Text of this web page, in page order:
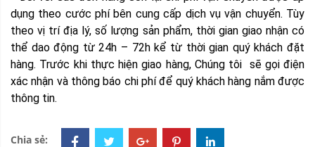
dụng theo cước phí bên cung cấp dịch vụ vận chuyển. Tùy
theo vị trí địa lý, số lượng sản phẩm, thời gian giao nhận có
thể dao động từ 24h – 72h kể từ thời gian quý khách đặt
hàng. Trước khi thực hiện giao hàng, Chúng tôi sẽ gọi điện
xác nhận và thông báo chi phí để quý khách hàng nắm được
thông tin.
Chia sẻ: